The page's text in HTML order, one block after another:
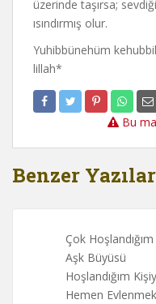
üzerinde taşırsa;
ısındırmış olur.
Yuhibbünehüm
lillah*
Bu
Benzer Yazılar
Çok
Aşk Büyüsü
Hoşlandığım
Hemen